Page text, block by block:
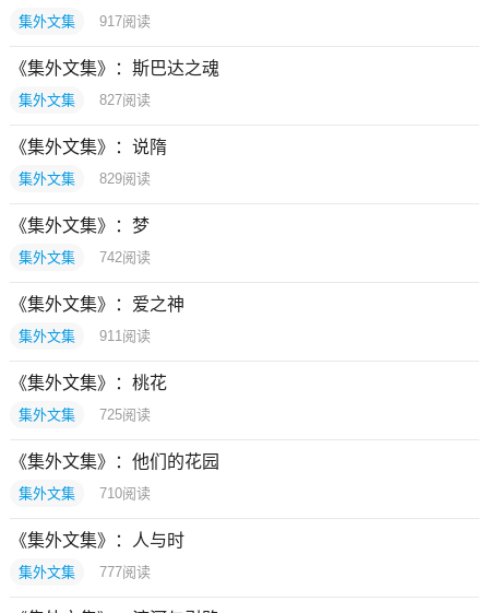
集外文集 917阅读
《集外文集》：斯巴达之魂
集外文集 827阅读
《集外文集》：说隋
集外文集 829阅读
《集外文集》：梦
集外文集 742阅读
《集外文集》：爱之神
集外文集 911 阅读
《集外文集》：桃花
集外文集 725阅读
《集外文集》：他们的花园
集外文集 710阅读
《集外文集》：人与时
集外文集 777阅读